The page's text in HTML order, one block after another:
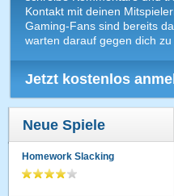
Kontakt mit deinen
Gaming-Fans sind bereits
warten darauf gegen dich zu
Jetzt kostenlos
Neue Spiele
Homework Slacking